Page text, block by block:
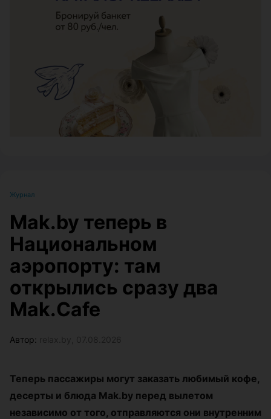
Журнал
Mak.by теперь в
Национальном
аэропорту: там
открылись сразу два
Mak.Cafe
Автор:
Теперь пассажиры могут заказать любимый кофе,
десерты и блюда Mak.by перед вылетом
независимо от того, отправляются они внутренним